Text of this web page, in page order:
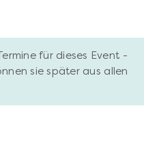
für dieses Event -
sie später aus allen